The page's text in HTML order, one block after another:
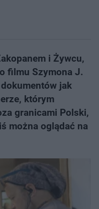
i Żywcu,
filmu Szymona J.
jak
którym
granicami Polski,
można oglądać na